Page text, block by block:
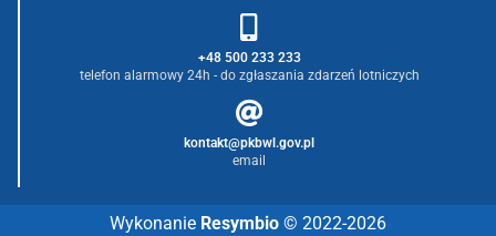
+48 500 233 233
telefon alarmowy 24h - do zgłaszania zdarzeń lotniczych
kontakt@pkbwl.gov.pl
email
Wykonanie Resymbio © 2022-2026